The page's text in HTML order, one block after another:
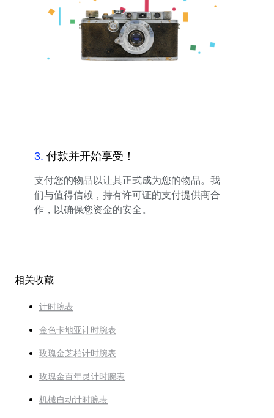
3. 付款并开始享受！
支付您的物品以让其正式成为您的物品。我
们与值得信赖，持有许可证的支付提供商合
作，以确保您资金的安全。
相关收藏
计时腕表
金色卡地亚计时腕表
玫瑰金芝柏计时腕表
玫瑰金百年灵计时腕表
机械自动计时腕表